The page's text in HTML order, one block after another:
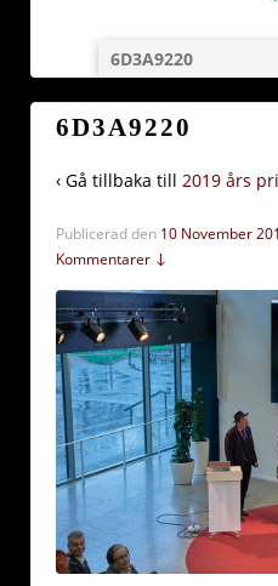
6D3A9220
6D3A9220
‹ Gå tillbaka till 2019 års
Publicerad den 10 November
Kommentarer ↓